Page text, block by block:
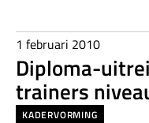
1 februari 2010
Diploma-
trainers
KADERVORMING